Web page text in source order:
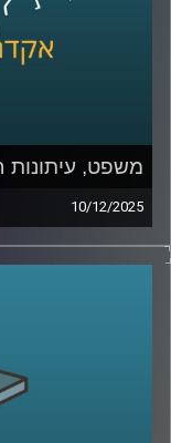
קרדיט תמונות:
משפט, עיתונות
10/12/2025
לפעמים, הסיפורים
מתחילים במסמך
היא משתמשת
ולזהם מקורות
הסיפור הזה,